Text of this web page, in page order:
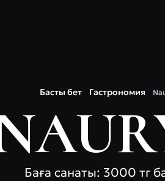
Басты бет Гастрономия
Баға санаты: 3000 тг